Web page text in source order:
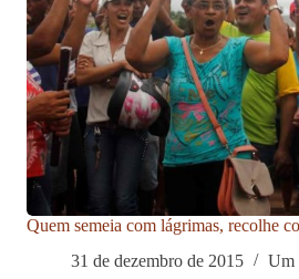
Quem semeia com lágrimas, recolhe
31 de dezembro de 2015
Um